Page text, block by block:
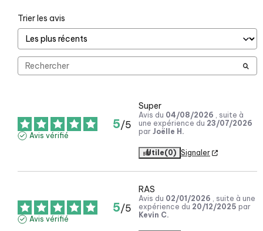
Trier les avis
5/5
Avis vérifié
Super
Avis du 04/08/2026 , suite à
une expérience du 23/07/2026
par Joëlle H.
Utile(0) Signaler
5/5
Avis vérifié
RAS
Avis du 02/01/2026 , suite à une
expérience du 20/12/2025 par
Kevin C.